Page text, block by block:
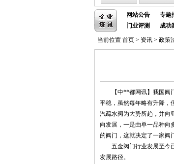
网站公告
专题
门业评测
成功
当前位置 首页 > 资讯 > 政策
【中**都网讯】我国阀门
平稳，虽然每年略有升降，
汽疏水阀为大势所趋，并向
向发展，一是由单一品种向
的阀门，这就决定了一家阀
五金阀门行业发展至今已
发展路径。